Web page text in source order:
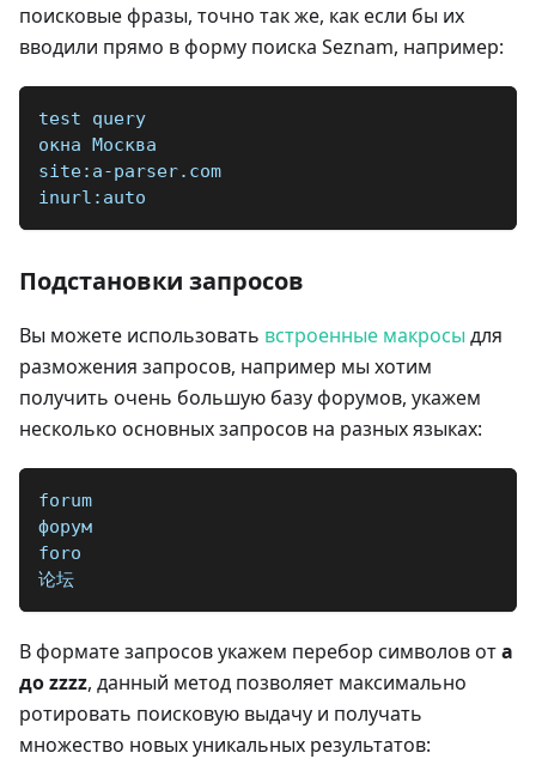
поисковые фразы, точно так же, как если бы их
вводили прямо в форму поиска Seznam, например:
test query
окна Москва
site:a-parser.com
inurl:auto
Подстановки запросов
Вы можете использовать встроенные макросы для
разможения запросов, например мы хотим
получить очень большую базу форумов, укажем
несколько основных запросов на разных языках:
forum
форум
foro
论坛
В формате запросов укажем перебор символов отa
до zzzz, данный метод позволяет максимально
ротировать поисковую выдачу и получать
множество новых уникальных результатов: